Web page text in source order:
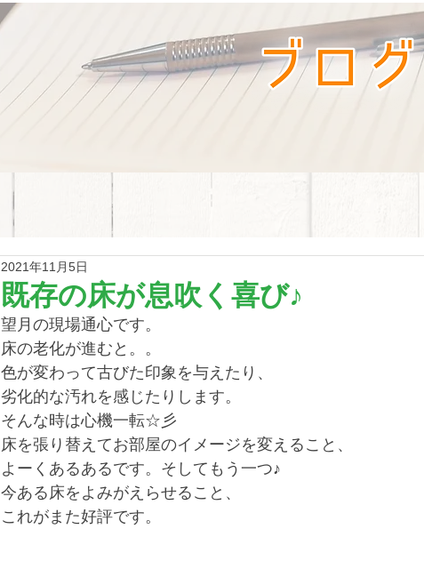
既存の床が息吹く喜び♪
2021年11月5日
望月の現場通心です。
床の老化が進むと。。
色が変わって古びた印象を与えたり、
劣化的な汚れを感じたりします。
そんな時は心機一転☆彡
床を張り替えてお部屋のイメージを変えること、
よーくあるあるです。そしてもう一つ♪
今ある床をよみがえらせること、
これがまた好評です。